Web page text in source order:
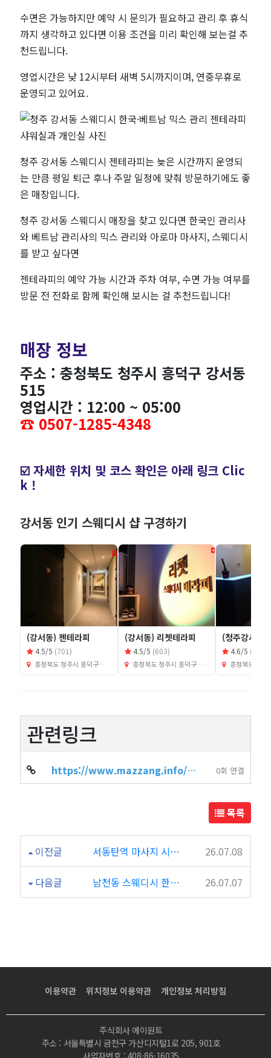
수면은 가능하지만 예약 시 문의가 필요하고 관리 후 휴식
까지 생각하고 있다면 이용 조건을 미리 확인해 보는걸 추
천드립니다.
영업시간은 낮 12시부터 새벽 5시까지이며, 연중무휴로
운영되고 있어요.
청주 강서동 스웨디시 젠테라피는 늦은 시간까지 운영되
는 만큼 평일 퇴근 후나 주말 일정에 맞춰 방문하기에도 좋
은 매장입니다.
청주 강서동 스웨디시 매장을 찾고 있다면 한국인 관리사
와 베트남 관리사의 믹스 관리와 아로마 마사지, 스웨디시
를 받고 싶다면
젠테라피의 예약 가능 시간과 주차 여부, 수면 가능 여부를
방문 전 전화로 함께 확인해 보시는 걸 추천드립니다!
매장 정보
주소 : 충청북도 청주시 흥덕구 강서동
515
영업시간 : 12:00 ~ 05:00
☎️ 0507-1285-4348
☑️ 자세한 위치 및 코스 확인은 아래 링크 Clic
k !
강서동 인기 스웨디시 샵 구경하기
(강서동) 젠테라피
4.5/5 (701)
충청북도 청주시 흥덕구 강서동 515
(강서동) 리쳇테라피
4.5/5 (603)
충청북도 청주시 흥덕구 강서동 481
(청주강서)
4.6/5 (604)
충청북도 청주시 흥
관련링크
https://www.mazzang.info/shop_info.php?wr_id=8453 0회 연결
목록
이전글 서동탄역 마사지 시원한 압의 타이 관리 힐링타이 26.07.08
다음글 남천동 스웨디시 한국인 관리사 개인샵 클로버테라피 26.07.07
이용약관 위치정보 이용약관 개인정보 처리방침
주식회사 에이원트
주소 : 서울특별시 금천구 가산디지털1로 205, 901호
사업자번호 : 408-86-16035